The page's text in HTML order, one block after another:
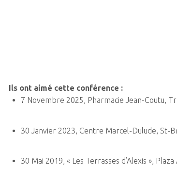
Ils ont aimé cette conférence :
7 Novembre 2025, Pharmacie Jean-Coutu,
30 Janvier 2023, Centre Marcel-Dulude, St-
30 Mai 2019, « Les Terrasses d’Alexis »,